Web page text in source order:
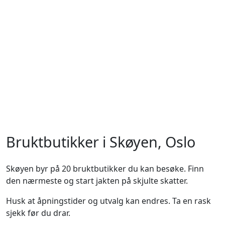
Bruktbutikker i Skøyen, Oslo
Skøyen byr på 20 bruktbutikker du kan besøke. Finn
den nærmeste og start jakten på skjulte skatter.
Husk at åpningstider og utvalg kan endres. Ta en rask
sjekk før du drar.